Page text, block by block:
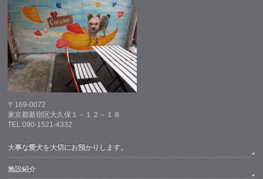
〒169-0072
東京都新宿区大久保１－１２－１８
TEL:090-1521-4332
大事な愛犬を大切にお預かりします。
施設紹介